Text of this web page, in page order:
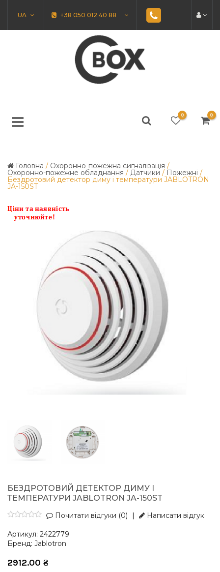
UA +38 050 012 40 88
0 0
Головна / Охоронно-пожежна сигналізація /
Охоронно-пожежне обладнання / Датчики / Пожежні /
Бездротовий детектор диму і температури JABLOTRON
JA-150ST
БЕЗДРОТОВИЙ ДЕТЕКТОР ДИМУ І
ТЕМПЕРАТУРИ JABLOTRON JA-150ST
Почитати відгуки (0) Написати відгук
Артикул: 2422779
Бренд: Jablotron
2912.00 ₴